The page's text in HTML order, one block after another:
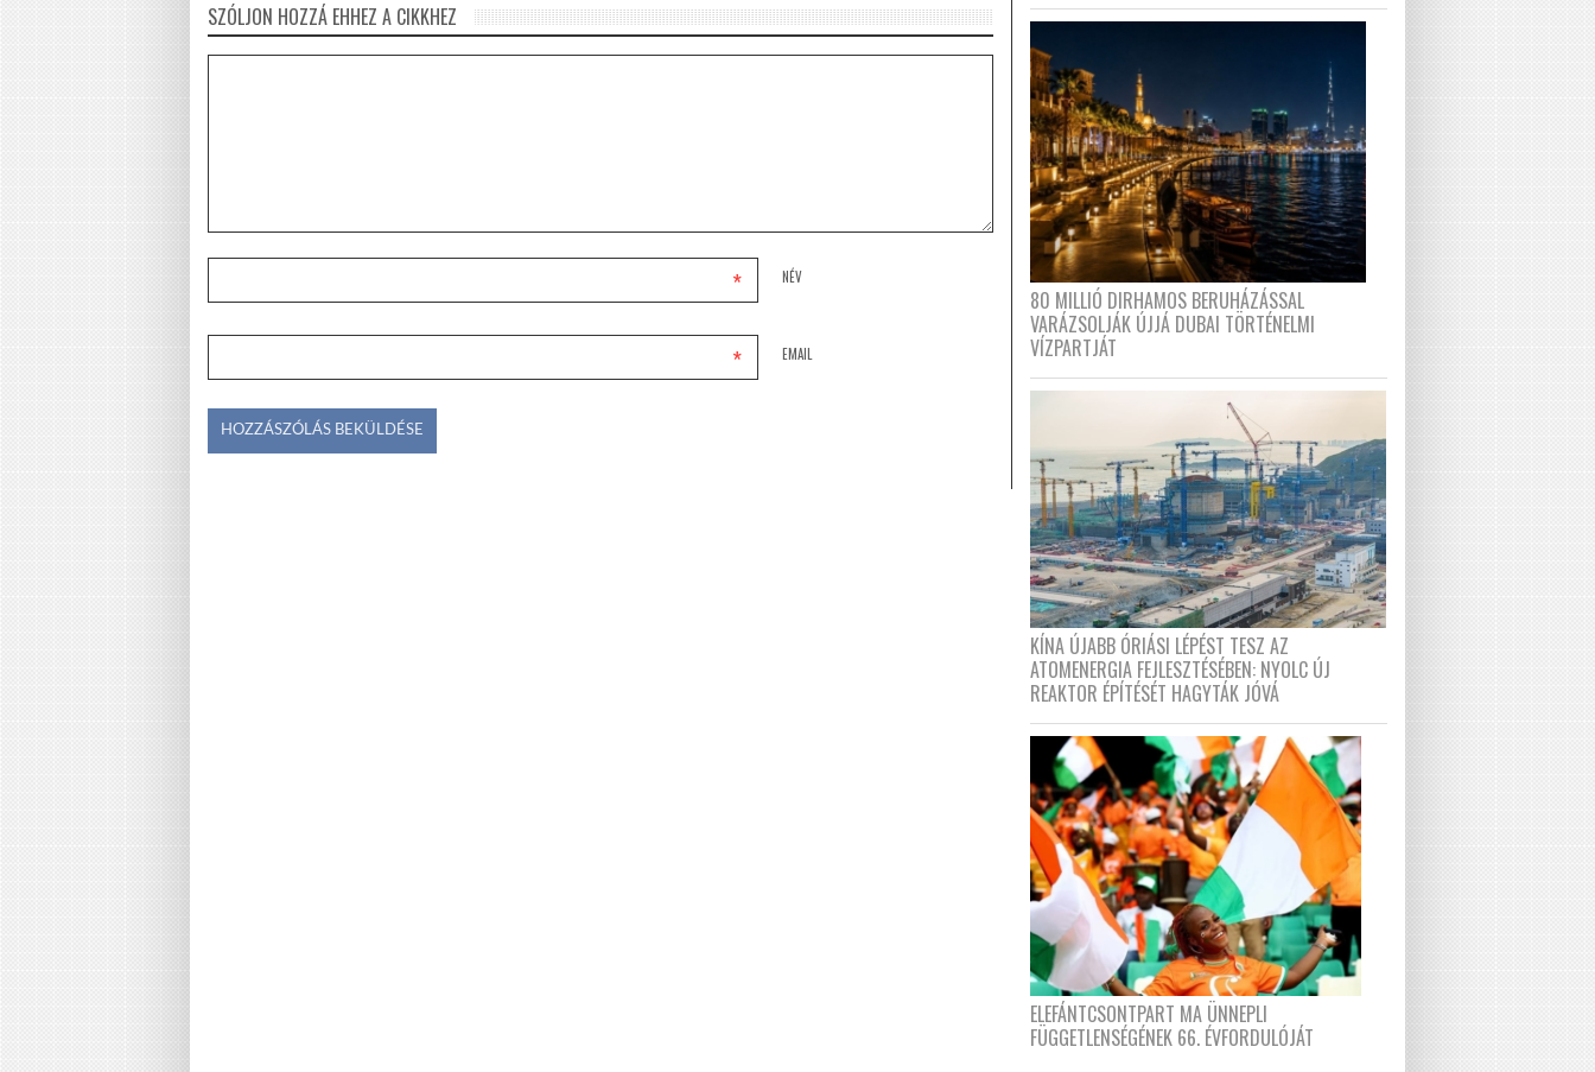
SZÓLJON HOZZÁ EHHEZ A CIKKHEZ
NÉV
*
EMAIL
*
80 MILLIÓ DIRHAMOS BERUHÁZÁSSAL
VARÁZSOLJÁK ÚJJÁ DUBAI TÖRTÉNELMI
VÍZPARTJÁT
KÍNA ÚJABB ÓRIÁSI LÉPÉST TESZ AZ
ATOMENERGIA FEJLESZTÉSÉBEN: NYOLC ÚJ
REAKTOR ÉPÍTÉSÉT HAGYTÁK JÓVÁ
ELEFÁNTCSONTPART MA ÜNNEPLI
FÜGGETLENSÉGÉNEK 66. ÉVFORDULÓJÁT